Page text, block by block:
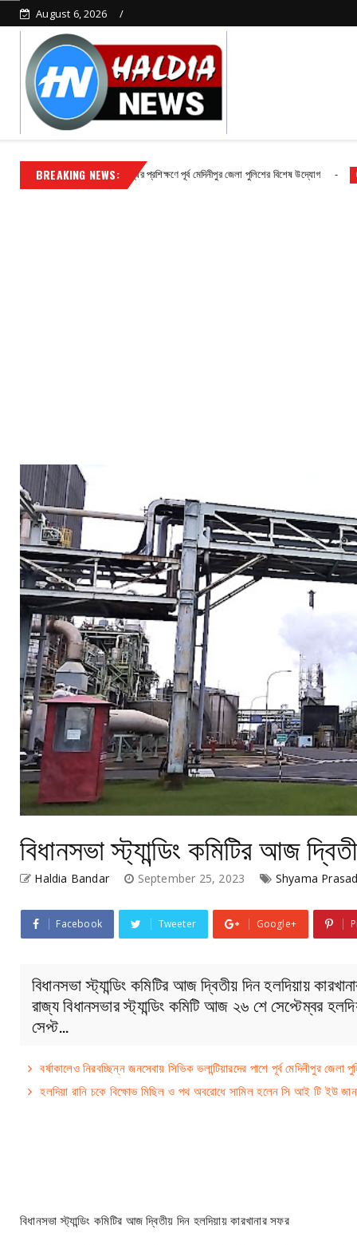
August 6, 2026
BREAKING NEWS:
দমনে দক্ষতা বৃদ্ধির প্রশিক্ষণে পূর্ব মেদিনীপুর জেলা পুলিশের বিশেষ উদ্যোগ Contact
বিধানসভা স্ট্যান্ডিং কমিটির আজ
Haldia Bandar September 25, 2023 Shyama
Facebook Tweeter Google+
বিধানসভা স্ট্যান্ডিং কমিটির আজ দ্বিতীয় দিন হলদিয়ায়
রাজ্য বিধানসভার স্ট্যান্ডিং কমিটি আজ ২৬ শে সেপ্টেম্বর
সেপ্ট…
বর্ষাকালেও নিরবচ্ছিন্ন জনসেবায় সিভিক ভলান্টিয়ারদের পাশে পূর্ব মেদিনীপুর জেলা
হলদিয়া রানি চকে বিক্ষোভ মিছিল ও পথ অবরোধে সামিল হলেন সি আই টি ইউ
বিধানসভা স্ট্যান্ডিং কমিটির আজ দ্বিতীয় দিন হলদিয়ায় কারখানার সফর